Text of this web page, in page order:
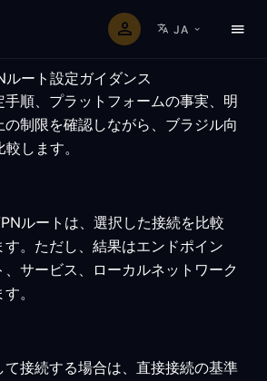
JA
ルート設定ガイダンス
順、プラットフォームの事実、明
制限を確認しながら、ブラジル向
します。
ルートは、選択した接続を比較
。ただし、結果はエンドポイン
、サービス、ローカルネットワーク
。
て接続する場合は、直接接続の基準